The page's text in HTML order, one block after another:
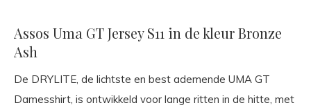
Assos Uma GT Jersey S11 in de kleur Bronze
Ash
De DRYLITE, de lichtste en best ademende UMA GT
Damesshirt, is ontwikkeld voor lange ritten in de hitte, met